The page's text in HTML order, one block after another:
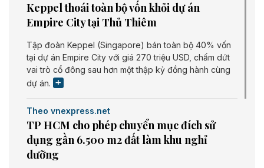
Keppel thoái toàn bộ vốn khỏi dự án
Empire City tại Thủ Thiêm
Tập đoàn Keppel (Singapore) bán toàn bộ 40% vốn
tại dự án Empire City với giá 270 triệu USD, chấm dứt
vai trò cổ đông sau hơn một thập kỷ đồng hành cùng
dự án.
Theo vnexpress.net
TP HCM cho phép chuyển mục đích sử
dụng gần 6.500 m2 đất làm khu nghỉ
dưỡng